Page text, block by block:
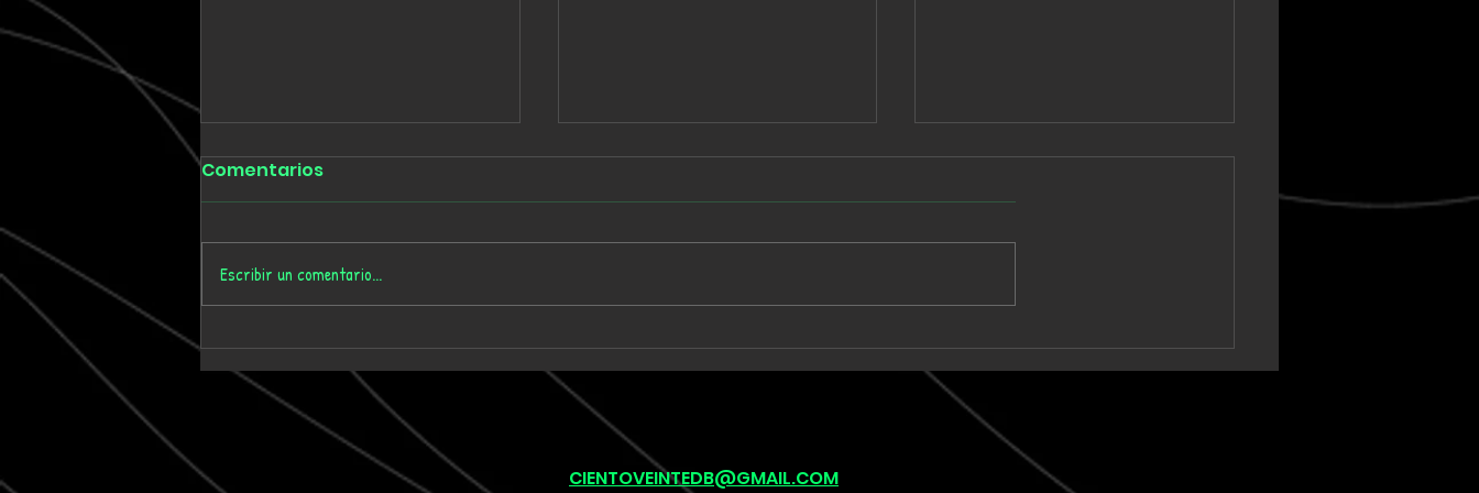
Tmygn convierte
dieciséis años de
memoria personal en el
álbum 'Where Time Goes'
Babe Rainbow extiende
una suite de seis minutos
en “Acid and Honey”
Unknown Vagabond
lleva un sintetizador
onírico hacia un clímax
post-rock en “Warm Tide
(left blank)”
Comentarios
Escribir un comentario...
CIENTOVEINTEDB@GMAIL.COM